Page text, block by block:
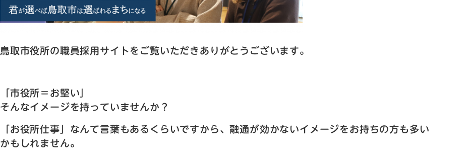
鳥取市役所の職員採用サイトをご覧いただきありがとうございます。
「市役所＝お堅い」
そんなイメージを持っていませんか？
「お役所仕事」なんて言葉もあるくらいですから、融通が効かないイメージをお持ちの方も多い
かもしれません。